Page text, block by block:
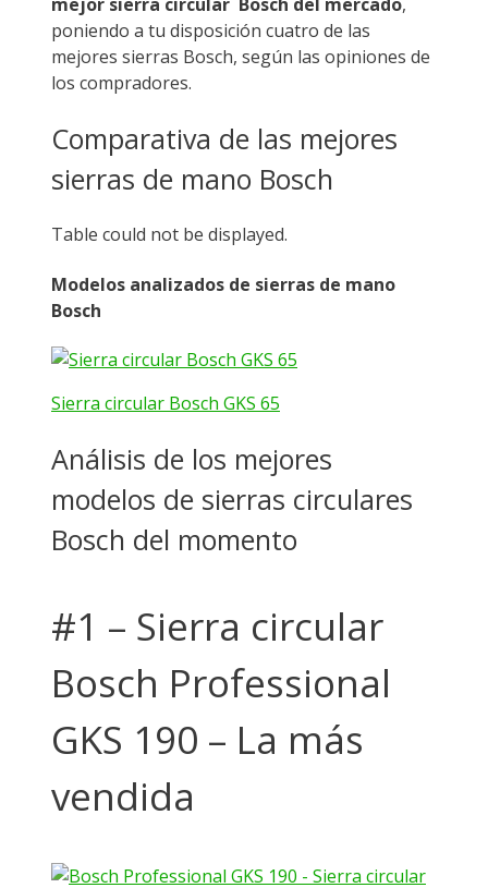
poniendo a tu disposición cuatro de las
mejores sierras Bosch, según las opiniones de
los compradores.
Comparativa de las mejores
sierras de mano Bosch
Table could not be displayed.
Modelos analizados de sierras de mano
Bosch
Sierra circular Bosch GKS 65
Análisis de los mejores
modelos de sierras circulares
Bosch del momento
#1 – Sierra circular
Bosch Professional
GKS 190 – La más
vendida